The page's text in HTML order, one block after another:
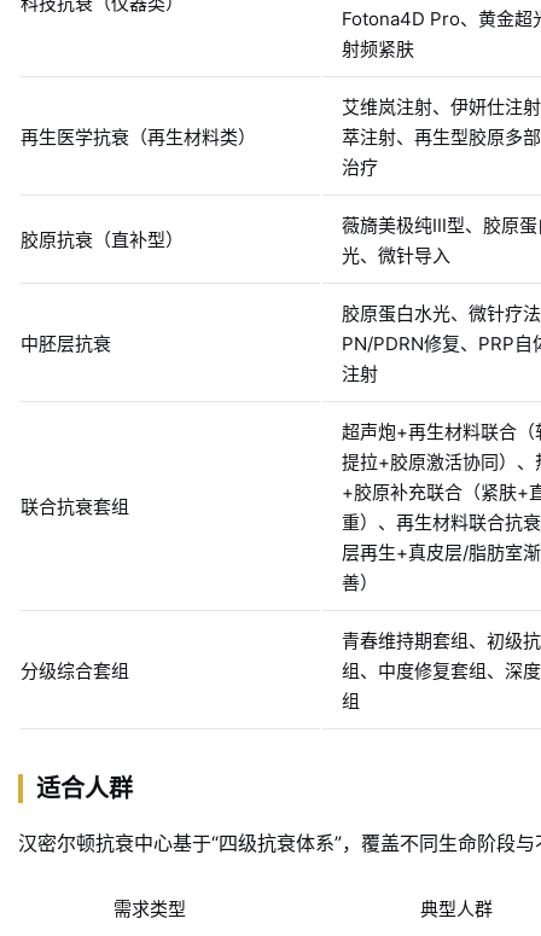
Fotona4D Pro、黄金超
射频紧肤
再生医学抗衰（再生材料类）
艾维岚注射、伊妍仕注
萃注射、再生型胶原多
治疗
胶原抗衰（直补型）
薇旖美极纯Ⅲ型、胶原蛋
光、微针导入
中胚层抗衰
胶原蛋白水光、微针疗
PN/PDRN修复、PRP自
注射
联合抗衰套组
超声炮+再生材料联合（
提拉+胶原激活协同）、
+胶原补充联合（紧肤+
重）、再生材料联合抗
层再生+真皮层/脂肪室
善）
分级综合套组
青春维持期套组、初级
组、中度修复套组、深
组
适合人群
汉密尔顿抗衰中心基于“四级抗衰体系”，覆盖不同生命阶段
需求类型 典型人群